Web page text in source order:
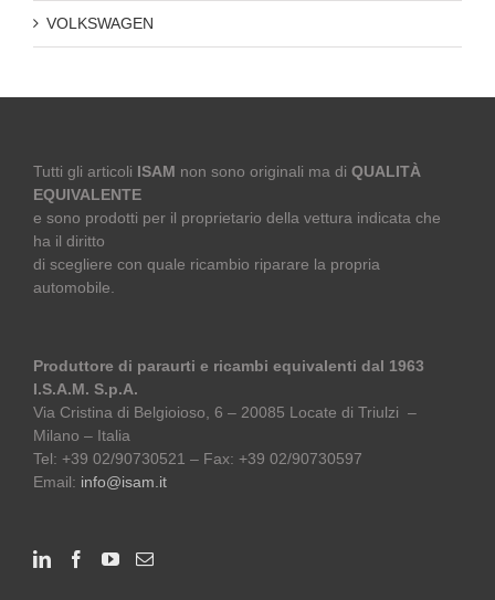
VOLKSWAGEN
Tutti gli articoli ISAM non sono originali ma di QUALITÀ
EQUIVALENTE
e sono prodotti per il proprietario della vettura indicata che
ha il diritto
di scegliere con quale ricambio riparare la propria
automobile.
Produttore di paraurti e ricambi equivalenti dal 1963
I.S.A.M. S.p.A.
Via Cristina di Belgioioso, 6 – 20085 Locate di Triulzi –
Milano – Italia
Tel: +39 02/90730521 – Fax: +39 02/90730597
Email: info@isam.it